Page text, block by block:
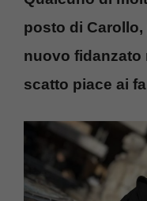
posto di
nuovo fidanzato
scatto piace ai